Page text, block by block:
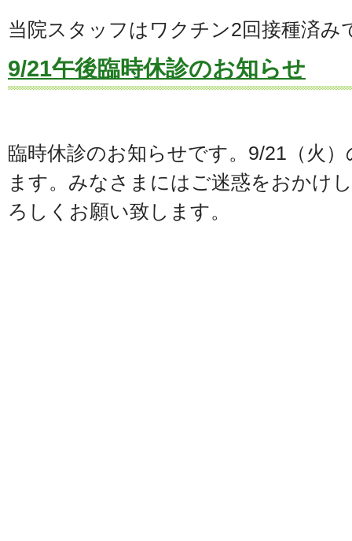
当院スタッフはワクチン2回接種済み
9/21午後臨時休診のお知らせ
臨時休診のお知らせです。9/21（火
ます。みなさまにはご迷惑をおかけ
ろしくお願い致します。